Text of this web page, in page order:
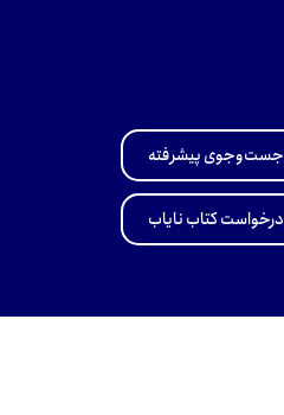
جست‌وجوی پیشرفته
درخواست کتاب نایاب